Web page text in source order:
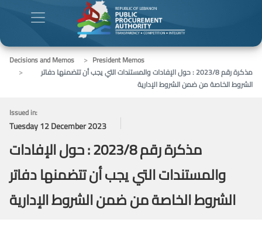
Decisions and Memos
President Memos
مذكرة رقم 2023/8 : حول الإفادات والمستندات التي يجب أن تتضمنها دفاتر
الشروط الخاصة من ضمن الشروط الإدارية
Issued in:
Tuesday 12 December 2023
مذكرة رقم 2023/8 : حول الإفادات
والمستندات التي يجب أن تتضمنها دفاتر
الشروط الخاصة من ضمن الشروط الإدارية